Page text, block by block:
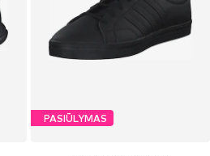
PASIŪLYMAS